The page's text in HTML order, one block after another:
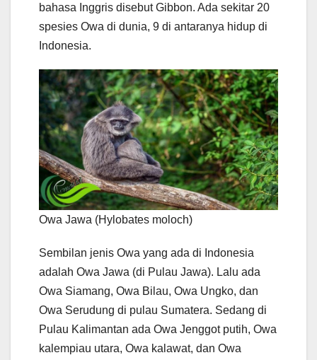
bahasa Inggris disebut Gibbon. Ada sekitar 20
spesies Owa di dunia, 9 di antaranya hidup di
Indonesia.
Owa Jawa (Hylobates moloch)
Sembilan jenis Owa yang ada di Indonesia
adalah Owa Jawa (di Pulau Jawa). Lalu ada
Owa Siamang, Owa Bilau, Owa Ungko, dan
Owa Serudung di pulau Sumatera. Sedang di
Pulau Kalimantan ada Owa Jenggot putih, Owa
kalempiau utara, Owa kalawat, dan Owa